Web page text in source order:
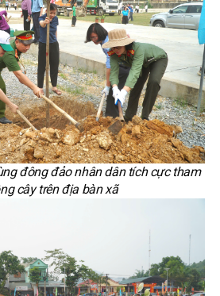
đông đảo nhân dân tích cực tham
cây trên địa bàn xã